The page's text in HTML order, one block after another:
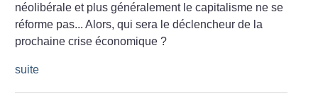
néolibérale et plus généralement le capitalisme ne se
réforme pas... Alors, qui sera le déclencheur de la
prochaine crise économique ?
suite